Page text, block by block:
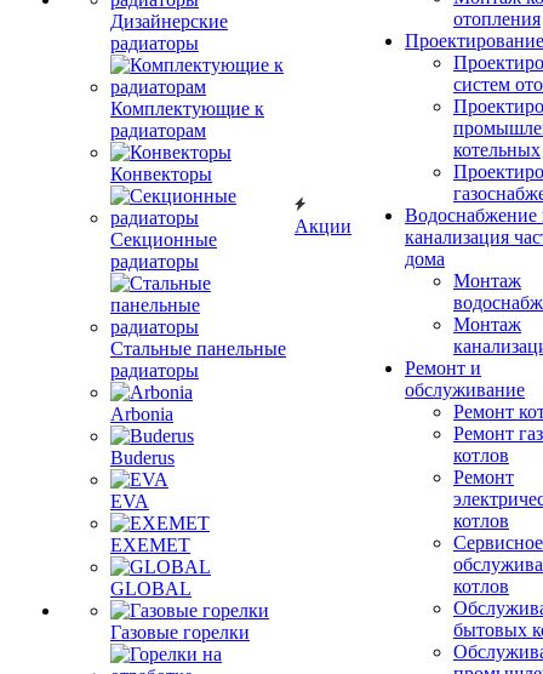
Дизайнерские
радиаторы
Комплектующие к
радиаторам
Конвекторы
Секционные
радиаторы
Стальные панельные
радиаторы
Arbonia
Buderus
EVA
EXEMET
GLOBAL
Газовые горелки
Акции
отопления
Проектирование
систем
котельных
Водоснабжение
канализация
дома
Монтаж
Монтаж
Ремонт и
обслуживание
Ремонт
Ремонт
котлов
Ремонт
котлов
Сервисное
котлов
бытовых